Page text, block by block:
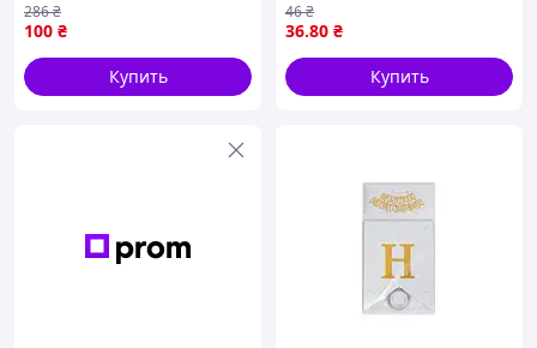
синий - только на
ZaGrosh.com.ua
100 ₴
286₴
Купить
36.80 ₴
46₴
Купить